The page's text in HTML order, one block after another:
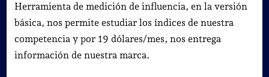
Herramienta de medición de influencia, en la versión
básica, nos permite estudiar los índices de nuestra
competencia y por 19 dólares/mes, nos entrega
información de nuestra marca.